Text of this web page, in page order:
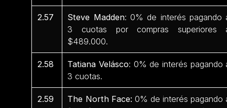
2.57 Steve Madden: 0% de interés pagando
3 cuotas por compras superiores
$489.000.
2.58 Tatiana Velásco: 0% de interés pagando
3 cuotas.
2.59 The North Face: 0% de interés pagando